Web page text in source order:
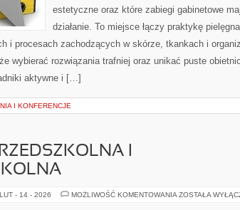
estetyczne oraz które zabiegi gabinetowe
działanie. To miejsce łączy praktykę
i procesach zachodzących w skórze, tkankach i
wybierać rozwiązania trafniej oraz unikać puste
aktywne i […]
I KONFERENCJE
I
LUT - 14 - 2026 MOŻLIWOŚĆ KOMENTOWANIA EDUKACJA
ZOSTAŁA